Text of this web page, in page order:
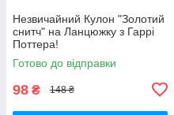
Незвичайний Кулон "Золотий
снитч" на Ланцюжку з Гаррі
Поттера!
Готово до відправки
98 ₴ 148 ₴